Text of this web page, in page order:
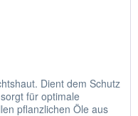
Dient dem Schutz
für optimale
pflanzlichen Öle aus